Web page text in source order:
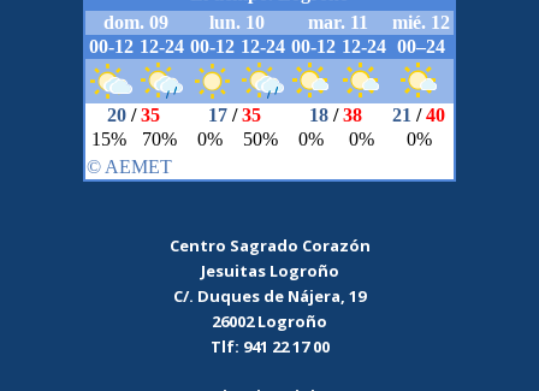
Centro Sagrado Corazón
Jesuitas Logroño
C/. Duques de Nájera, 19
26002 Logroño
Tlf: 941 22 17 00